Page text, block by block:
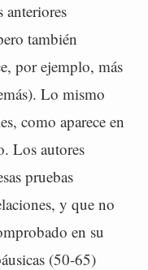
anteriores
también
por ejemplo, más
Lo mismo
como aparece en
Los autores
pruebas
y que no
en su
(50-65)